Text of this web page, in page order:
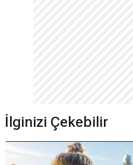
İlginizi Çekebilir